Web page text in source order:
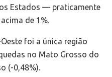
Estados — praticamente
de 1%.
foi a única região
no Mato Grosso do
(-0,48%).